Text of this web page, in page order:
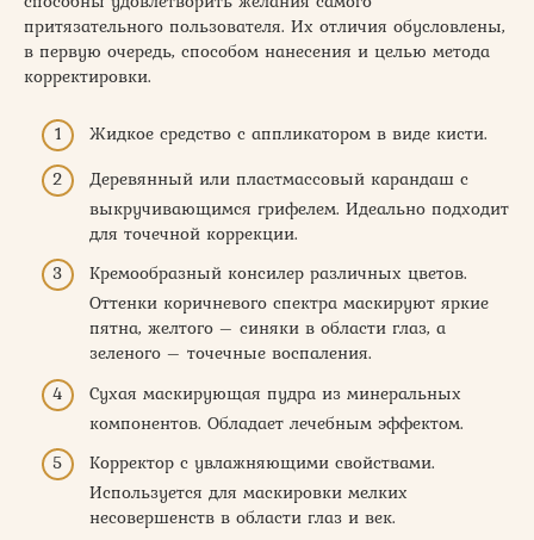
притязательного пользователя. Их отличия обусловлены,
в первую очередь, способом нанесения и целью метода
корректировки.
Жидкое средство с аппликатором в виде кисти.
Деревянный или пластмассовый карандаш с
выкручивающимся грифелем. Идеально подходит
для точечной коррекции.
Кремообразный консилер различных цветов.
Оттенки коричневого спектра маскируют яркие
пятна, желтого – синяки в области глаз, а
зеленого – точечные воспаления.
Сухая маскирующая пудра из минеральных
компонентов. Обладает лечебным эффектом.
Корректор с увлажняющими свойствами.
Используется для маскировки мелких
несовершенств в области глаз и век.